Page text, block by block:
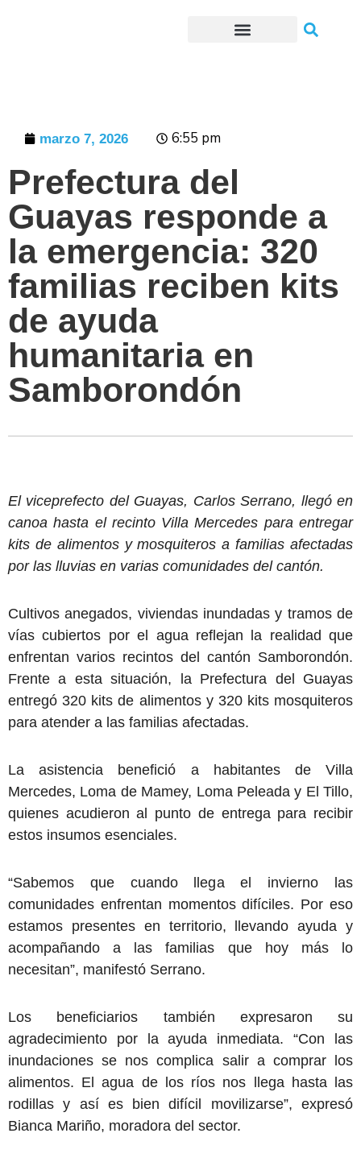
marzo 7, 2026 6:55 pm
Prefectura del
Guayas responde a
la emergencia: 320
familias reciben kits
de ayuda
humanitaria en
Samborondón
El viceprefecto del Guayas, Carlos Serrano, llegó en
canoa hasta el recinto Villa Mercedes para entregar
kits de alimentos y mosquiteros a familias afectadas
por las lluvias en varias comunidades del cantón.
Cultivos anegados, viviendas inundadas y tramos de
vías cubiertos por el agua reflejan la realidad que
enfrentan varios recintos del cantón Samborondón.
Frente a esta situación, la Prefectura del Guayas
entregó 320 kits de alimentos y 320 kits mosquiteros
para atender a las familias afectadas.
La asistencia benefició a habitantes de Villa
Mercedes, Loma de Mamey, Loma Peleada y El Tillo,
quienes acudieron al punto de entrega para recibir
estos insumos esenciales.
“Sabemos que cuando llega el invierno las
comunidades enfrentan momentos difíciles. Por eso
estamos presentes en territorio, llevando ayuda y
acompañando a las familias que hoy más lo
necesitan”, manifestó Serrano.
Los beneficiarios también expresaron su
agradecimiento por la ayuda inmediata. “Con las
inundaciones se nos complica salir a comprar los
alimentos. El agua de los ríos nos llega hasta las
rodillas y así es bien difícil movilizarse”, expresó
Bianca Mariño, moradora del sector.